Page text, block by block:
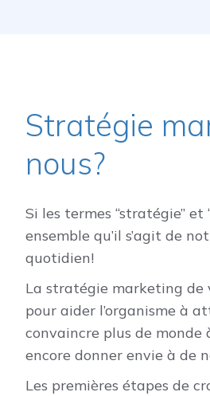
Stratégie
nous?
Si les termes “stratégie”
ensemble qu’il s’agit de
quotidien!
La stratégie marketing de
pour aider l’organisme à
convaincre plus de
encore donner envie à de
Les premières étapes de